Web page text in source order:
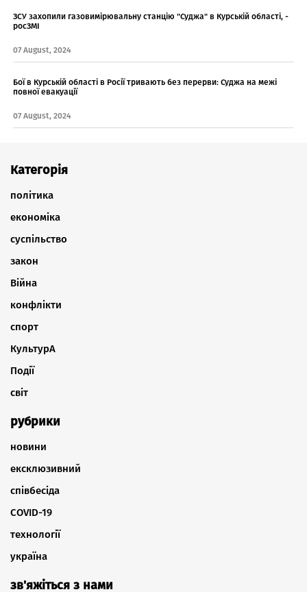
ЗСУ захопили газовимірювальну станцію "Суджа" в Курській області, -
росЗМІ
07 August, 2024
Бої в Курській області в Росії тривають без перерви: Суджа на межі
повної евакуації
07 August, 2024
Категорія
політика
економіка
суспільство
закон
Війна
конфлікти
спорт
КультурА
Події
світ
рубрики
новини
ексклюзивний
співбесіда
COVID-19
технології
україна
зв'яжіться з нами